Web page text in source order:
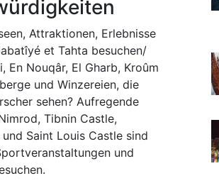
Attraktionen, Erlebnisse
et Tahta besuchen/
En Nouqâr, El Gharb, Kroûm
und Winzereien, die
sehen? Aufregende
Tibnin Castle,
Saint Louis Castle sind
und